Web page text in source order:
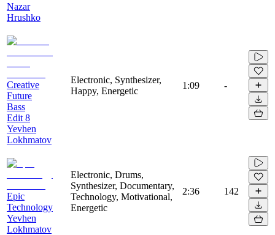
Nazar
Hrushko
Creative
Future
Bass
Edit 8
Yevhen
Lokhmatov
Electronic, Synthesizer,
Happy, Energetic
1:09 -
Epic
Technology
Yevhen
Lokhmatov
Electronic, Drums,
Synthesizer, Documentary,
Technology, Motivational,
Energetic
2:36 142